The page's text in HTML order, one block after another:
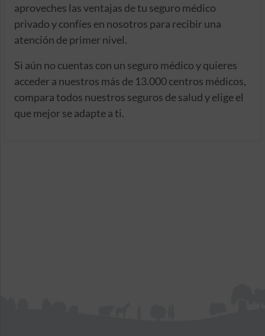
aproveches las ventajas de tu seguro médico
privado y confíes en nosotros para recibir una
atención de primer nivel.
Si aún no cuentas con un seguro médico y quieres
acceder a nuestros más de 13.000 centros médicos,
compara todos nuestros seguros de salud y elige el
que mejor se adapte a ti.